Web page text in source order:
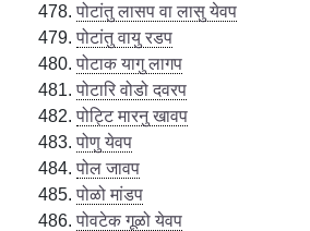
पोटांतु लासप वा लासु येवप
पोटांतु वायु रडप
पोटाक यागु लागप
पोटारि वोडो दवरप
पोट्टि मारनु खावप
पोणु येवप
पोल जावप
पोळो मांडप
पोवटेक गूळो येवप